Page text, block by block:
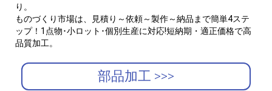
り。
ものづくり市場は、見積り～依頼～製作～納品まで簡単4ステ
ップ！1点物･小ロット･個別生産に対応!短納期・適正価格で高
品質加工。
部品加工 >>>